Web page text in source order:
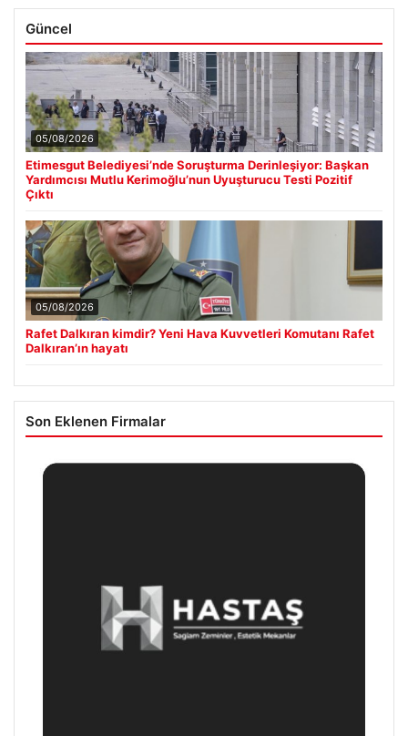
Güncel
05/08/2026
Etimesgut Belediyesi’nde Soruşturma Derinleşiyor: Başkan
Yardımcısı Mutlu Kerimoğlu’nun Uyuşturucu Testi Pozitif
Çıktı
05/08/2026
Rafet Dalkıran kimdir? Yeni Hava Kuvvetleri Komutanı Rafet
Dalkıran’ın hayatı
Son Eklenen Firmalar